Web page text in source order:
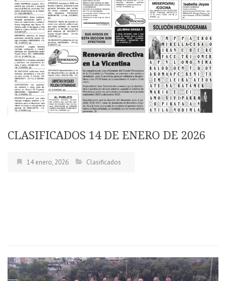
CLASIFICADOS 14 DE ENERO DE 2026
14 enero, 2026 Clasificados